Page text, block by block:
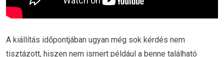
A kiállítás időpontjában ugyan még sok kérdés nem
tisztázott, hiszen nem ismert például a benne található